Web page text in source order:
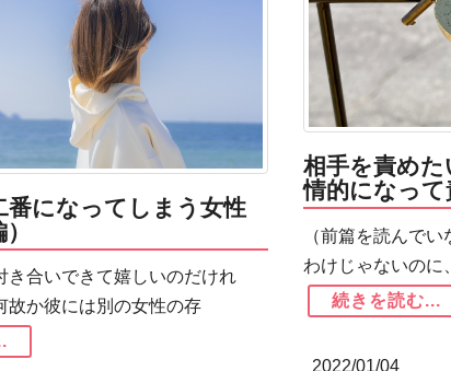
番になってしまう女性
き合いできて嬉しいのだけれ
故か彼には別の女性の存
相手を責め
情的になっ
（前篇を読んで
わけじゃないのに
続きを読む...
2022/01/04